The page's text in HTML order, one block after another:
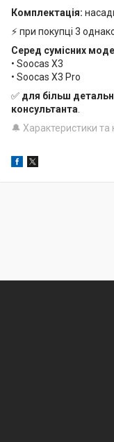
Комплектація:
⚡ при покупці 3
Серед сумісних
• Soocas X3
• Soocas X3 Pro
✅ для більш
консультанта
🔔 Характеристики